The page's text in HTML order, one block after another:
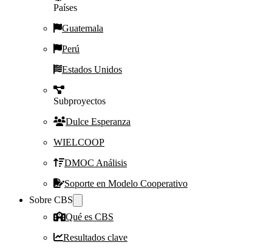
Países
Guatemala
Perú
Estados Unidos
Subproyectos
Dulce Esperanza
WIELCOOP
DMOC Análisis
Soporte en Modelo Cooperativo
Sobre CBS
Qué es CBS
Resultados clave